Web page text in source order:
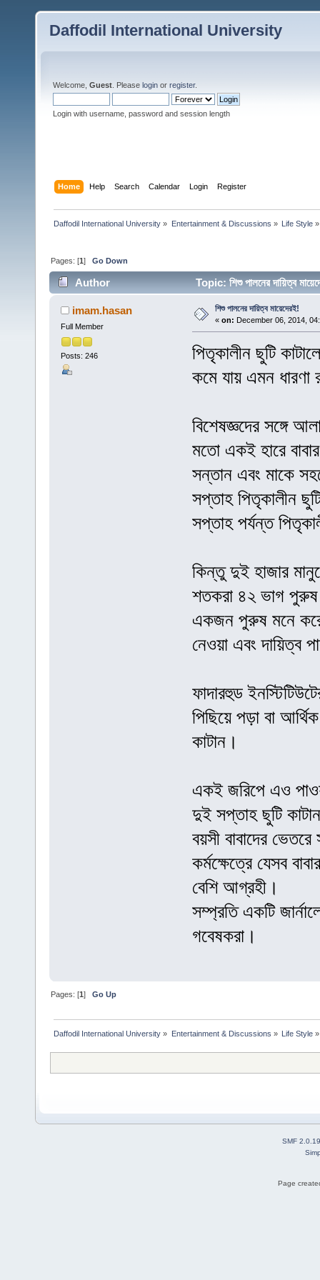
Daffodil International University
Welcome, Guest . Please login or register.
Login with username, password and session length
Home Help Search Calendar Login Register
Daffodil International University » Entertainment & Discussions » Life Style»
Pages: [1]Go Down
Author Topic: শিশু পালনের দায়িত্ব
imam.hasan
Full Member
Posts: 246
শিশু পালনের দায়িত্ব মায়েদেরই!
« on: December 06, 2014,
পিতৃকালীন ছুটি
কমে যায় এমন ধারণা
বিশেষজ্ঞদের সঙ্গে
মতো একই হারে
সন্তান এবং মাকে
সপ্তাহ পিতৃকালীন
সপ্তাহ পর্যন্ত
কিন্তু দুই হাজার
শতকরা ৪২ ভাগ পুরুষ
একজন পুরুষ মনে
নেওয়া এবং দায়িত্ব
ফাদারহুড
পিছিয়ে পড়া বা
কাটান।
একই জরিপে এও
দুই সপ্তাহ ছুটি
বয়সী বাবাদের
কর্মক্ষেত্রে যেসব
বেশি আগ্রহী।
সম্প্রতি একটি
গবেষকরা।
Pages: [1]Go Up
Daffodil International University » Entertainment & Discussions » Life Style»
SMF 2.0.19
Page